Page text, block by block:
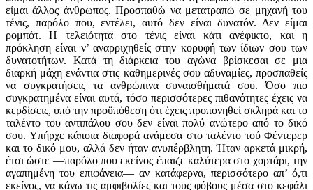
είμαι άλλος άνθρωπος. Προσπαθώ να μετατραπώ σε μηχανή του
τένις, παρόλο που, εντέλει, αυτό δεν είναι δυνατόν. Δεν είμαι
ρομπότ. Η τελειότητα στο τένις είναι κάτι ανέφικτο, και η
πρόκληση είναι ν’ αναρριχηθείς στην κορυφή των ίδιων σου των
δυνατοτήτων. Κατά τη διάρκεια του αγώνα βρίσκεσαι σε μια
διαρκή μάχη ενάντια στις καθημερινές σου αδυναμίες, προσπαθείς
να συγκρατήσεις τα ανθρώπινα συναισθήματά σου. Όσο πιο
συγκρατημένα είναι αυτά, τόσο περισσότερες πιθανότητες έχεις να
κερδίσεις, υπό την προϋπόθεση ότι έχεις προπονηθεί σκληρά και το
ταλέντο του αντιπάλου σου δεν είναι πολύ ανώτερο από το δικό
σου. Υπήρχε κάποια διαφορά ανάμεσα στο ταλέντο τού Φέντερερ
και το δικό μου, αλλά δεν ήταν ανυπέρβλητη. Ήταν αρκετά μικρή,
έτσι ώστε —παρόλο που εκείνος έπαιζε καλύτερα στο χορτάρι, την
αγαπημένη του επιφάνεια— αν κατάφερνα, περισσότερο απ’ ό,τι
εκείνος, να κάνω τις αμφιβολίες και τους φόβους μέσα στο κεφάλι